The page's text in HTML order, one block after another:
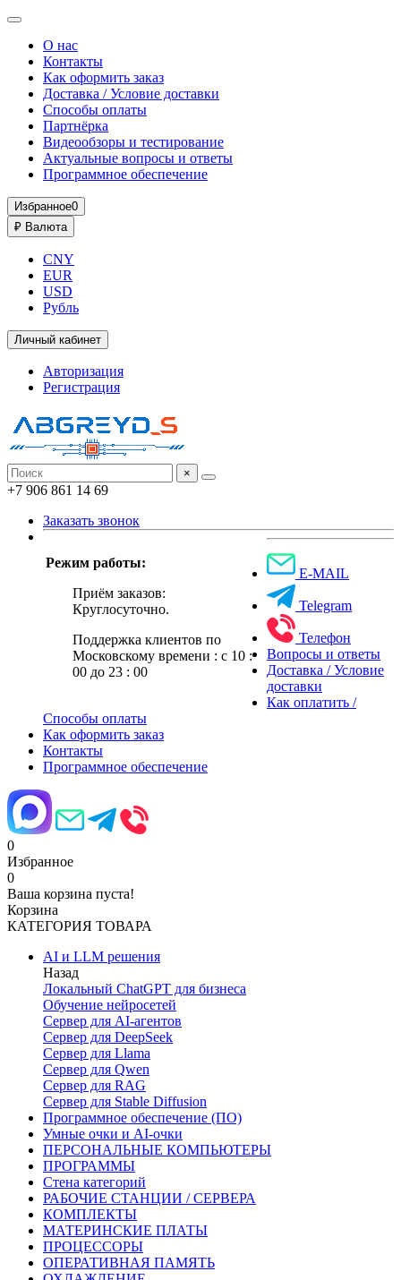
О нас
Контакты
Как оформить заказ
Доставка / Условие доставки
Способы оплаты
Партнёрка
Видеообзоры и тестирование
Актуальные вопросы и ответы
Программное обеспечение
Избранное0
₽ Валюта
CNY
EUR
USD
Рубль
Личный кабинет
Авторизация
Регистрация
×
+7 906 861 14 69
Заказать звонок
Режим работы:
Приём заказов:
Круглосуточно.
Поддержка клиентов по
Московскому времени : с 10 :
00 до 23 : 00
E-MAIL
Telegram
Телефон
Вопросы и ответы
Доставка / Условие
доставки
Как оплатить /
Способы оплаты
Как оформить заказ
Контакты
Программное обеспечение
0
Избранное
0
Ваша корзина пуста!
Корзина
КАТЕГОРИЯ ТОВАРА
AI и LLM решения
Назад
Локальный ChatGPT для бизнеса
Обучение нейросетей
Сервер для AI-агентов
Сервер для DeepSeek
Сервер для Llama
Сервер для Qwen
Сервер для RAG
Сервер для Stable Diffusion
Программное обеспечение (ПО)
Умные очки и AI-очки
ПЕРСОНАЛЬНЫЕ КОМПЬЮТЕРЫ
ПРОГРАММЫ
Стена категорий
РАБОЧИЕ СТАНЦИИ / СЕРВЕРА
КОМПЛЕКТЫ
МАТЕРИНСКИЕ ПЛАТЫ
ПРОЦЕССОРЫ
ОПЕРАТИВНАЯ ПАМЯТЬ